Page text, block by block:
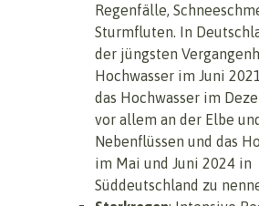
Regenfälle,
Sturmfluten. In
der jüngsten
Hochwasser im Juni
das Hochwasser im
vor allem an der Elbe
Nebenflüssen und das
im Mai und Juni 2024 in
Süddeutschland zu